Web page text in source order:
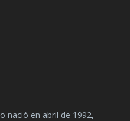
nació en abril de 1992,